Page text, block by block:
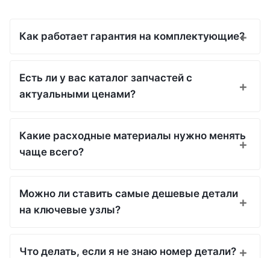
Как работает гарантия на комплектующие?
Есть ли у вас каталог запчастей с
актуальными ценами?
Какие расходные материалы нужно менять
чаще всего?
Можно ли ставить самые дешевые детали
на ключевые узлы?
Что делать, если я не знаю номер детали?